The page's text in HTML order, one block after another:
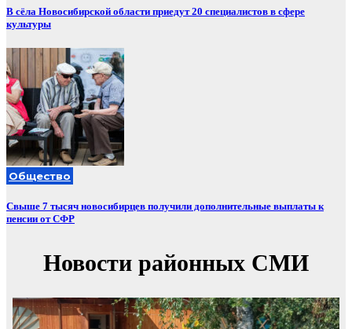
В сёла Новосибирской области приедут 20 специалистов в сфере
культуры
Общество
Свыше 7 тысяч новосибирцев получили дополнительные выплаты к
пенсии от СФР